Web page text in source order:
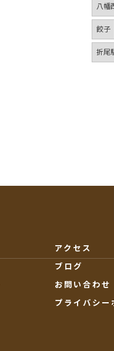
八幡
餃子
折尾
アクセス
ブログ
お問い合わせ
プライバシー